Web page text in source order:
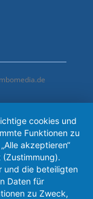
cookies und
Funktionen zu
akzeptieren“
und die beteiligten
Daten für
zu Zweck,